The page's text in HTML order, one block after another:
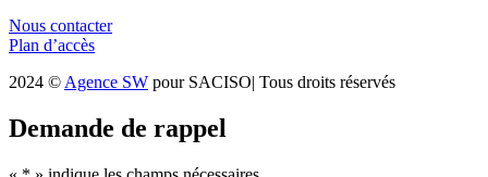
Nous contacter
Plan d’accès
2024 © Agence SW pour SACISO| Tous droits réservés
Demande de rappel